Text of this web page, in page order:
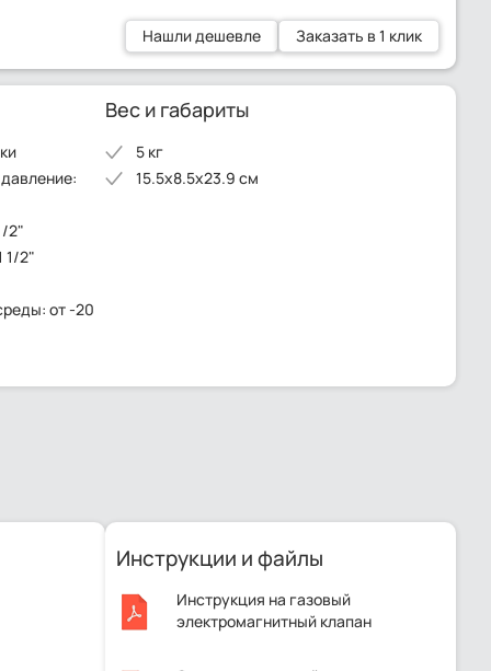
Нашли дешевле Заказать в 1 клик
2"
1/2"
от -20
Вес и габариты
5 кг
15.5x8.5x23.9 см
Инструкции и файлы
Инструкция на газовый
электромагнитный клапан